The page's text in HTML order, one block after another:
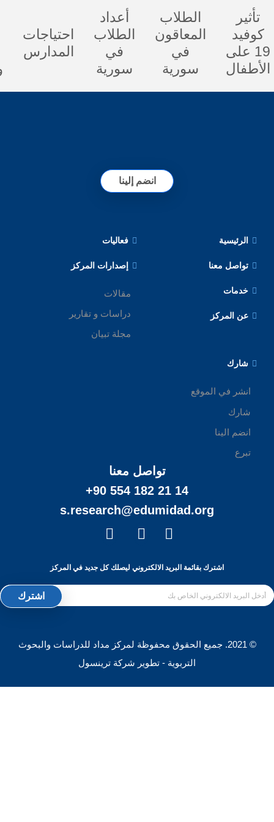
الطلاب
المعاقون
في
سورية
أعداد
الطلاب
في
سورية
احتياجات
المدارس
الدعم
النفسي
والاجتماعي
إصدارات المركز
دراسات و تقارير
+90 554 182 21 14
s.research@edumidad.org
بقائمة البريد الالكتروني ليصلك كل جديد في المركز
جميع الحقوق محفوظة لمركز مداد للدراسات والبحوث
التربوية - تطوير شركة ترينسول